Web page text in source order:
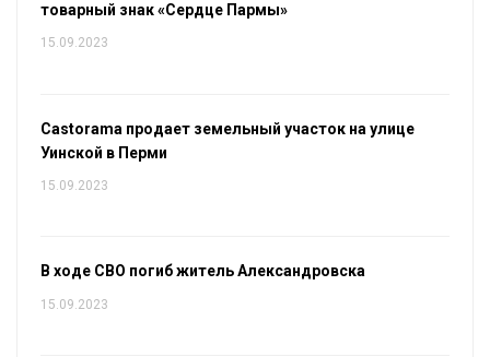
товарный знак «Сердце Пармы»
15.09.2023
Castorama продает земельный участок на улице
Уинской в Перми
15.09.2023
В ходе СВО погиб житель Александровска
15.09.2023